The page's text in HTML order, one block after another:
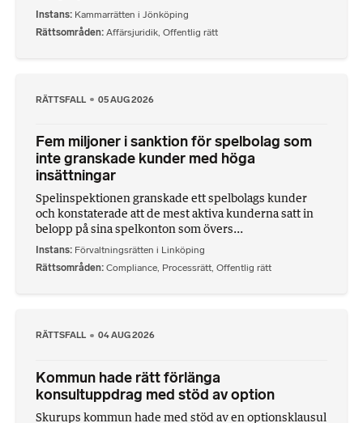
Instans Kammarrätten i Jönköping
Rättsområden Affärsjuridik Offentlig rätt
RÄTTSFALL 05 AUG 2026
Fem miljoner i sanktion för spelbolag som
inte granskade kunder med höga
insättningar
Spelinspektionen granskade ett spelbolags kunder
och konstaterade att de mest aktiva kunderna satt in
belopp på sina spelkonton som övers...
Instans Förvaltningsrätten i Linköping
Rättsområden Compliance, Processrätt, Offentlig rätt
RÄTTSFALL 04 AUG 2026
Kommun hade rätt förlänga
konsultuppdrag med stöd av option
Skurups kommun hade med stöd av en optionsklausul